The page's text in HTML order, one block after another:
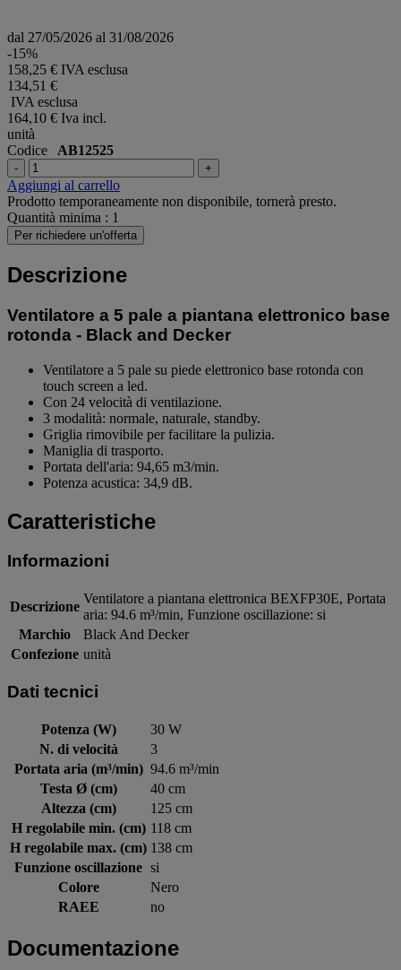
dal 27/05/2026 al 31/08/2026
-15%
158,25 € IVA esclusa
134,51 €
IVA esclusa
164,10 € Iva incl.
unità
Codice AB12525
- +
Aggiungi al carrello
Prodotto temporaneamente non disponibile, tornerà presto.
Quantità minima : 1
Per richiedere un'offerta
Descrizione
Ventilatore a 5 pale a piantana elettronico base
rotonda - Black and Decker
Ventilatore a 5 pale su piede elettronico base rotonda con
touch screen a led.
Con 24 velocità di ventilazione.
3 modalità: normale, naturale, standby.
Griglia rimovibile per facilitare la pulizia.
Maniglia di trasporto.
Portata dell'aria: 94,65 m3/min.
Potenza acustica: 34,9 dB.
Caratteristiche
Informazioni
Descrizione
Ventilatore a piantana elettronica BEXFP30E, Portata
aria: 94.6 m³/min, Funzione oscillazione: si
Marchio
Black And Decker
Confezione unità
Dati tecnici
Potenza (W)
30 W
N. di velocità
3
Portata aria (m³/min) 94.6 m³/min
Testa Ø (cm)
40 cm
Altezza (cm)
125 cm
H regolabile min. (cm) 118 cm
H regolabile max. (cm) 138 cm
Funzione oscillazione si
Colore
Nero
RAEE
no
Documentazione